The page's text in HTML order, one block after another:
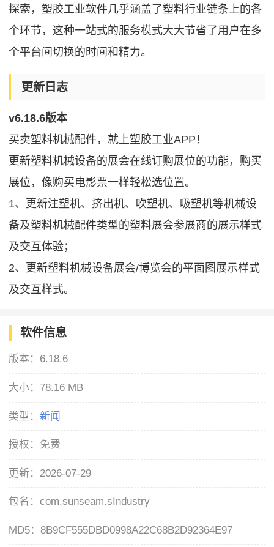
探索，塑胶工业软件几乎涵盖了塑料行业链条上的各
个环节，这种一站式的服务模式大大节省了用户在多
个平台间切换的时间和精力。
更新日志
v6.18.6版本
买卖塑料机械配件，就上塑胶工业APP！
更新塑料机械设备的展会在线订购展位的功能，购买
展位，像购买电影票一样轻松选位置。
1、更新注塑机、挤出机、吹塑机、吸塑机等机械设
备及塑料机械配件类型的塑料展会参展商的展示样式
及交互体验；
2、更新塑料机械设备展会/博览会的平面图展示样式
及交互样式。
软件信息
版本： 6.18.6
大小： 78.16 MB
类型：新闻
授权： 免费
更新： 2026-07-29
包名：com.sunseam.sIndustry
MD5：8B9CF555DBD0998A22C68B2D92364E97